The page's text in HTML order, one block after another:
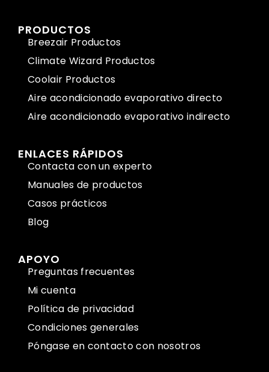
PRODUCTOS
Breezair Productos
Climate Wizard Productos
Coolair Productos
Aire acondicionado evaporativo directo
Aire acondicionado evaporativo indirecto
ENLACES RÁPIDOS
Contacta con un experto
Manuales de productos
Casos prácticos
Blog
APOYO
Preguntas frecuentes
Mi cuenta
Política de privacidad
Condiciones generales
Póngase en contacto con nosotros